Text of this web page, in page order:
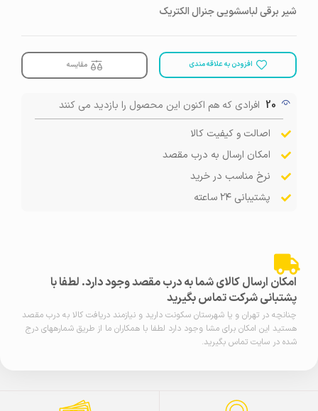
شیر برقی لباسشویی جنرال الکتریک
افزودن به علاقه مندی مقایسه
20 افرادی که هم اکنون این محصول را بازدید می کنند
اصالت و کیفیت کالا
امکان ارسال به درب مقصد
نرخ مناسب در خرید
پشتیبانی ۲۴ ساعته
امکان ارسال کالای شما به درب مقصد وجود دارد. لطفا با
پشتبانی شرکت تماس بگیرید
چنانچه در تهران و یا شهرستان سکونت دارید و نیازمند دریافت کالا به درب مقصد
هستید این امکان برای مشا وجود دارد لطفا با همکاران ما از طریق شمارههای درج
شده در سایت تماس بگیرید.